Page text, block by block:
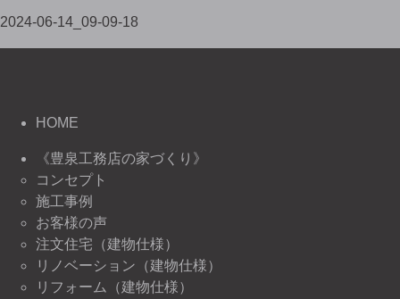
2024-06-14_09-09-18
HOME
《豊泉工務店の家づくり》
コンセプト
施工事例
お客様の声
注文住宅（建物仕様）
リノベーション（建物仕様）
リフォーム（建物仕様）